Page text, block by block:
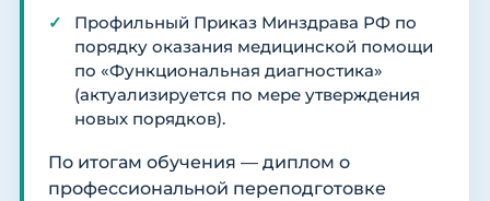
Профильный Приказ Минздрава РФ по
порядку оказания медицинской помощи
по «Функциональная диагностика»
(актуализируется по мере утверждения
новых порядков).
По итогам обучения — диплом о
профессиональной переподготовке